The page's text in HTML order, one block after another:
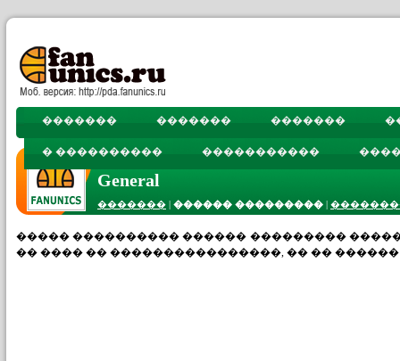
������� ������� �������
� ���������� �����������
General
������� | ������ ��������� |
����� ���������� ������ ���������
�� ���� �� ����������������, �� ��